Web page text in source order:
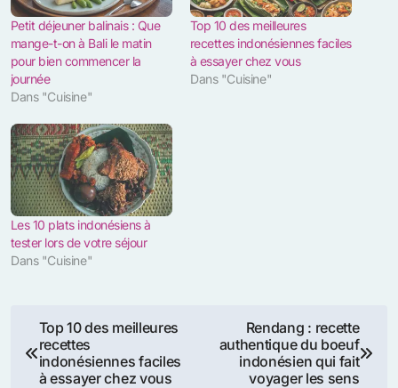
Petit déjeuner balinais : Que
mange-t-on à Bali le matin
pour bien commencer la
journée
Dans "Cuisine"
Top 10 des meilleures
recettes indonésiennes faciles
à essayer chez vous
Dans "Cuisine"
Les 10 plats indonésiens à
tester lors de votre séjour
Dans "Cuisine"
Navigation
de
Top 10 des meilleures
recettes
indonésiennes faciles
à essayer chez vous
Rendang : recette
authentique du boeuf
indonésien qui fait
voyager les sens